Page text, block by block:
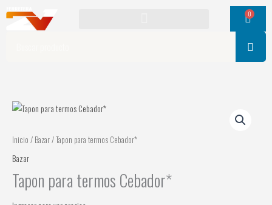
0
Cart
Inicio / Bazar/ Tapon para termos Cebador*
Bazar
Tapon para termos Cebador*